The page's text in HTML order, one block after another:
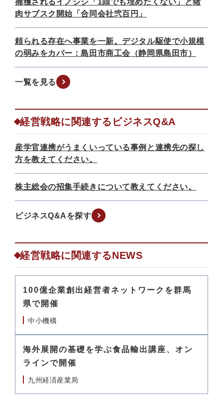
捕獲されるイノシシ「1頭でも埋めたくない」と猪
肉サブスク開始「合同会社弐百円」
頼られる存在へ事業を一新。デジタル駆使で小規模
の弱みをカバー：島田市商工会（静岡県島田市）
一覧を見る
経営戦略に関連するビジネスQ&A
産学官連携がうまくいっている事例と連携先の探し
方を教えてください。
株主総会の招集手続きについて教えてください。
ビジネスQ&Aを探す
経営戦略に関連するNEWS
100億企業創出経営者ネットワークを群馬
県で開催
中小機構
海外展開の基礎を学ぶ食品輸出講座、オン
ラインで開催
九州経済産業局